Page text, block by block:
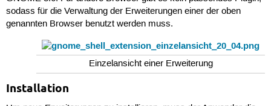
sodass für die Verwaltung der Erweiterungen einer der oben
genannten Browser benutzt werden muss.
Einzelansicht einer Erweiterung
Installation